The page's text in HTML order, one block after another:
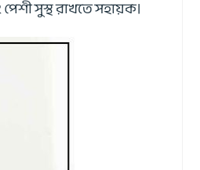
সুস্থ রাখতে সহায়ক।